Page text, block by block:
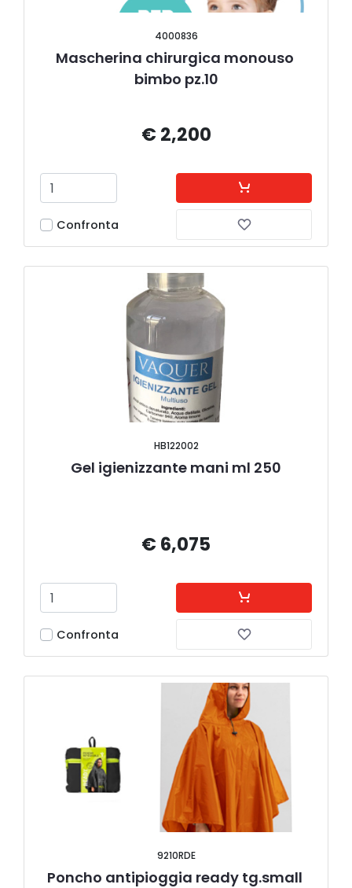
4000836
Mascherina chirurgica monouso
bimbo pz.10
€ 2,200
Confronta
HB122002
Gel igienizzante mani ml 250
€ 6,075
Confronta
9210RDE
Poncho antipioggia ready tg.small